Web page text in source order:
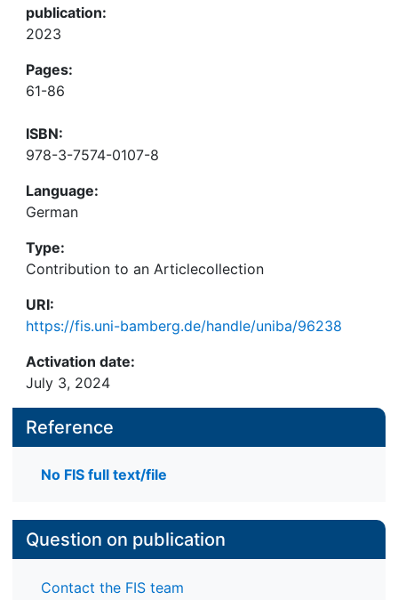
publication:
2023
Pages:
61-86
ISBN:
978-3-7574-0107-8
Language:
German
Type:
Contribution to an Articlecollection
URI:
https://fis.uni-bamberg.de/handle/uniba/96238
Activation date:
July 3, 2024
Reference
No FIS full text/file
Question on publication
Contact the FIS team